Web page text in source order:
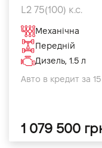
L2 75(100) к.с.
Механічна
Передній
Дизель, 1.5 л
Авто в кредит за
1 079 500